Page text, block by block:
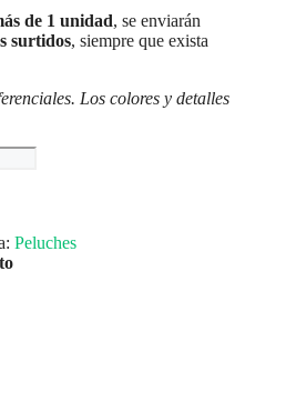
de 1 unidad, se enviarán
surtidos, siempre que exista
Los colores y detalles
Peluches